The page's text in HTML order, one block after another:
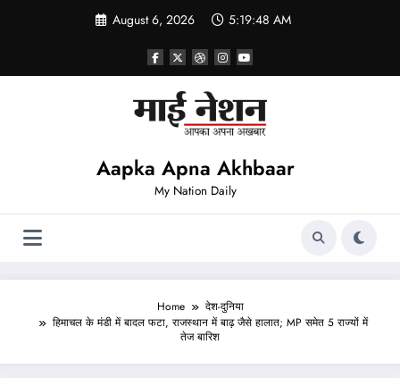
August 6, 2026 5:19:48 AM
Aapka Apna Akhbaar
My Nation Daily
Home
देश-दुनिया
हिमाचल के मंडी में बादल फटा, राजस्थान में बाढ़ जैसे हालात; MP समेत 5 राज्यों में
तेज बारिश